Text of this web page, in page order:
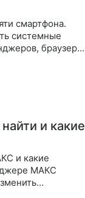
смартфона.
системные
браузера,
и какие
и какие
МАКС